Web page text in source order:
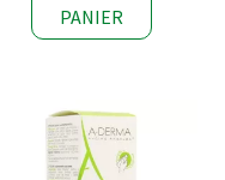
PANIER